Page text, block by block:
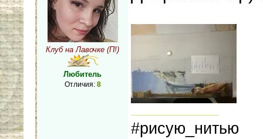
Клуб на Лавочке (П!)
Любитель
Отличия: 8
#рисую_нитью